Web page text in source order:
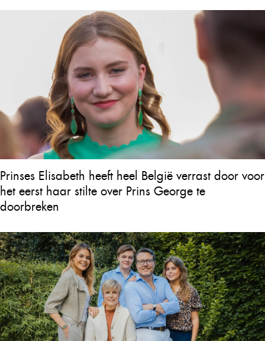
Prinses Elisabeth heeft heel België verrast door voor
het eerst haar stilte over Prins George te
doorbreken